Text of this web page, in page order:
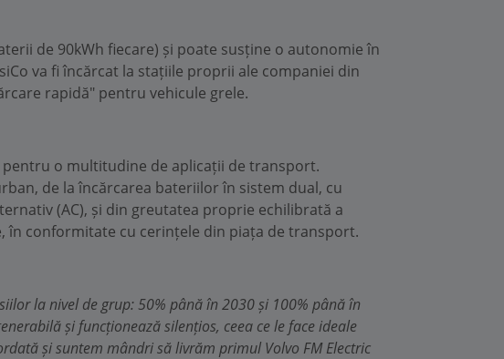
de 90kWh fiecare) și poate susține o autonomie în
va fi încărcat la stațiile proprii ale companiei din
rapidă" pentru vehicule grele.
o multitudine de aplicații de transport.
de la încărcarea bateriilor în sistem dual, cu
(AC), și din greutatea proprie echilibrată a
conformitate cu cerințele din piața de transport.
la nivel de grup: 50% până în 2030 și 100% până în
și funcționează silențios, ceea ce le face ideale
și suntem mândri să livrăm primul Volvo FM Electric